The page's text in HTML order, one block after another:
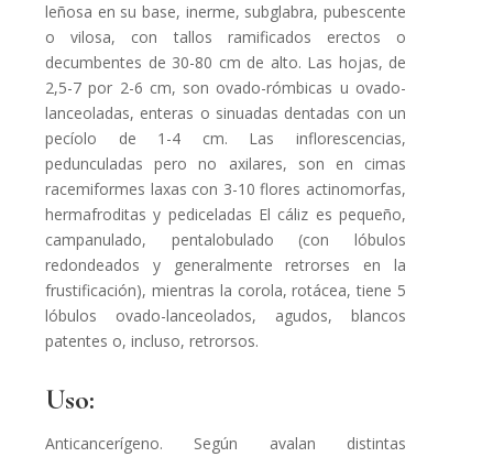
leñosa en su base, inerme, subglabra, pubescente
o vilosa, con tallos ramificados erectos o
decumbentes de 30-80 cm de alto. Las hojas, de
2,5-7 por 2-6 cm, son ovado-rómbicas u ovado-
lanceoladas, enteras o sinuadas dentadas con un
pecíolo de 1-4 cm. Las inflorescencias,
pedunculadas pero no axilares, son en cimas
racemiformes laxas con 3-10 flores actinomorfas,
hermafroditas y pediceladas El cáliz es pequeño,
campanulado, pentalobulado (con lóbulos
redondeados y generalmente retrorses en la
frustificación), mientras la corola, rotácea, tiene 5
lóbulos ovado-lanceolados, agudos, blancos
patentes o, incluso, retrorsos.
Uso:
Anticancerígeno. Según avalan distintas